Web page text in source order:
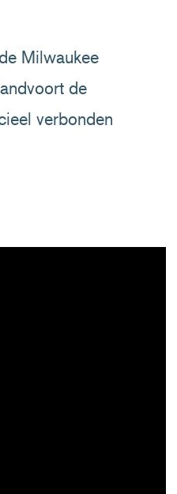
Milwaukee
de
verbonden